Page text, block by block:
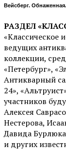
Вейсберг.
РАЗДЕЛ
«Классическое
ведущих
коллекции,
«Петербург»,
Антикварный
24»,
участников
Алексея
Нестерова,
Давида
и других